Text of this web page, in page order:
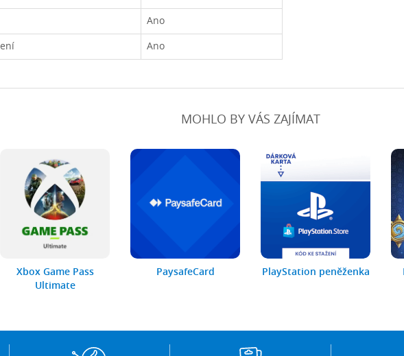
Ano
Ano
MOHLO BY VÁS ZAJÍMAT
Xbox Game Pass
Ultimate
PaysafeCard PlayStation peněženka